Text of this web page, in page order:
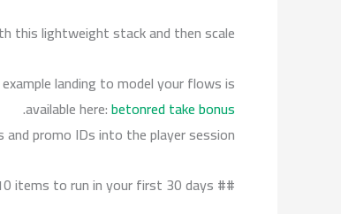
this lightweight stack and then scale.
landing to model your flows is
available here:betonred take bonus
.
promo IDs into the player session.
## Quick Checklist — 10 items to run in your first 30 days